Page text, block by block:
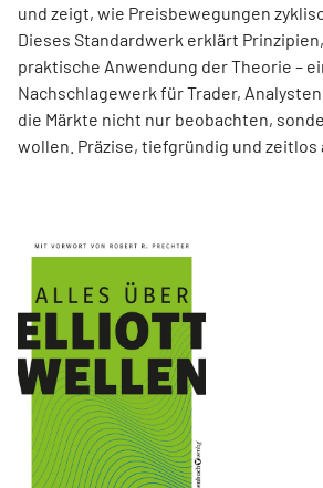
und zeigt, wie Preisbewegungen
Dieses Standardwerk erklärt
praktische Anwendung der Theorie –
Nachschlagewerk für Trader,
die Märkte nicht nur beobachten,
wollen. Präzise, tiefgründig und zeitlos